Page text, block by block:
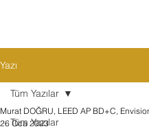
Yazı
Tüm Yazılar
Tüm Yazılar
Murat DOĞRU, LEED AP BD+C,
26 Oca 2023